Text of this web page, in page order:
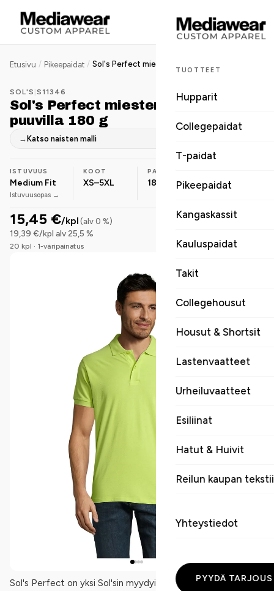
TUOTTEET
Hupparit
Collegepaidat
T-paidat
Pikeepaidat
Kangaskassit
Kauluspaidat
Takit
Collegehousut
Housut & Shortsit
Lastenvaatteet
Urheiluvaatteet
Esiliinat
Hatut & Huivit
Reilun kaupan
Yhteystiedot
PYYDÄ TARJOUS
Etusivu / Pikeepaidat /
SOL'S S11346
Sol's Perfect miesten pikeepaita
puuvilla 180 g
→ Katso naisten malli
ISTUVUUS
Medium Fit
Istuvuusopas →
KOOT
XS–5XL
PAINO
180 g/m² Puuvilla
15,45 €/kpl (alv 0 %)
19,39 €/kpl alv 25,5 %
20 kpl · 1-väripainatus
Sol's Perfect on yksi Sol'sin myydyimmistä pikeepaidoista ja